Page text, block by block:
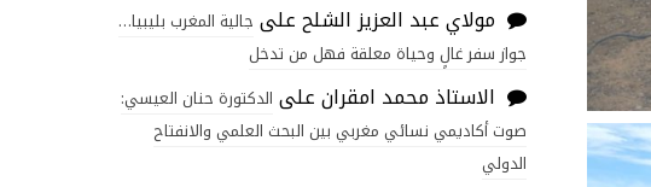
مولاي عبد العزيز الشلحعلى جالية المغرب بليبيا…
جواز سفر غالٍ وحياة معلقة فهل من تدخل
الاستاذ محمد امقرانعلى الدكتورة حنان العيسي:
صوت أكاديمي نسائي مغربي بين البحث العلمي والانفتاح
الدولي